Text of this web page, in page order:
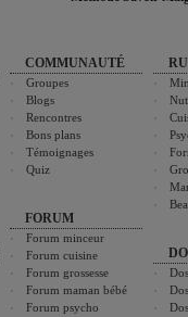
COMMUNAUTÉ
Groupes
Blogs
Rencontres
Bons plans
Témoignages
Quiz
FORUM
Forum minceur
Forum cuisine
Forum grossesse
Forum maman bébé
Forum psycho